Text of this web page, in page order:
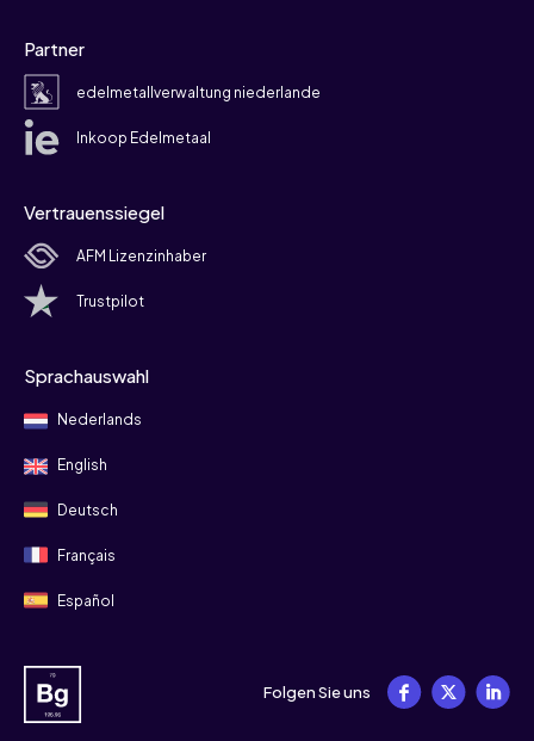
Partner
edelmetallverwaltung niederlande
Inkoop Edelmetaal
Vertrauenssiegel
AFM Lizenzinhaber
Trustpilot
Sprachauswahl
Nederlands
English
Deutsch
Français
Español
Folgen Sie uns